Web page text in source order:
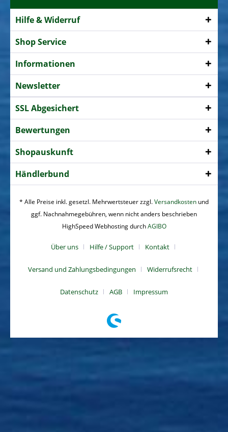
Hilfe & Widerruf
Shop Service
Informationen
Newsletter
SSL Abgesichert
Bewertungen
Shopauskunft
Händlerbund
* Alle Preise inkl. gesetzl. Mehrwertsteuer zzgl.Versandkosten und
ggf. Nachnahmegebühren, wenn nicht anders beschrieben
HighSpeed Webhosting durchAGIBO
Über uns Hilfe / Support Kontakt
Versand und Zahlungsbedingungen Widerrufsrecht
Datenschutz AGB Impressum